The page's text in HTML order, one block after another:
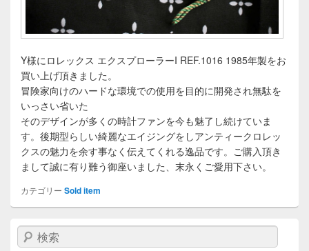
Y様にロレックス エクスプローラーI REF.1016 1985年製をお
買い上げ頂きました。
冒険家向けのハードな環境での使用を目的に開発され無駄を
いっさい省いた
そのデザインが多くの時計ファンを今も魅了し続けていま
す。後期型らしい綺麗なエイジングをしアンティークロレッ
クスの魅力を余す事なく伝えてくれる逸品です。ご購入頂き
まして誠に有り難う御座いました、末永くご愛用下さい。
カテゴリー Sold item
検索